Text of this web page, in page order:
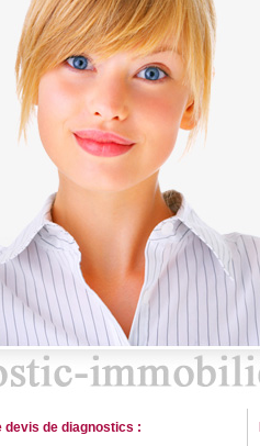
devis de diagnostics :